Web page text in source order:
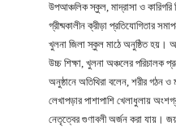
উপআঞ্চলিক স্কুল, মাদ্রাসা ও কারিগরি
গ্রীষ্মকালীন ক্রীড়া প্রতিযোগিতার
খুলনা জিলা স্কুল মাঠে অনুষ্ঠিত হয়।
উচ্চ শিক্ষা, খুলনা অঞ্চলের পরিচালক
অনুষ্ঠানে অতিথিরা বলেন, শরীর গঠন ও
লেখাপড়ার পাশাপাশি খেলাধুলায়
নেতৃত্বের গুণাবলী অর্জন করা যায়।